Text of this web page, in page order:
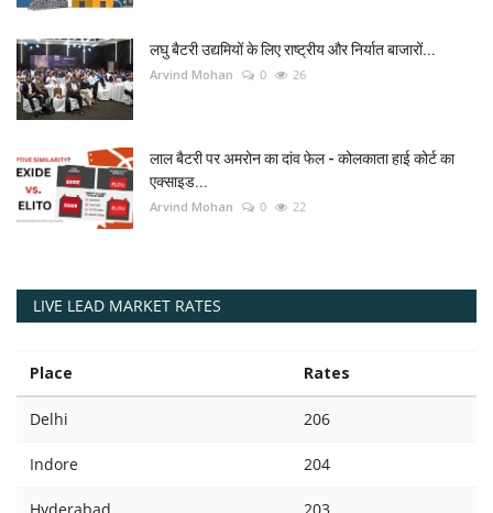
लघु बैटरी उद्यमियों के लिए राष्ट्रीय और निर्यात बाजारों...
Arvind Mohan 0 26
लाल बैटरी पर अमरोन का दांव फेल - कोलकाता हाई कोर्ट का
एक्साइड...
Arvind Mohan 0 22
LIVE LEAD MARKET RATES
Place Rates
Delhi 206
Indore 204
Hyderabad 203